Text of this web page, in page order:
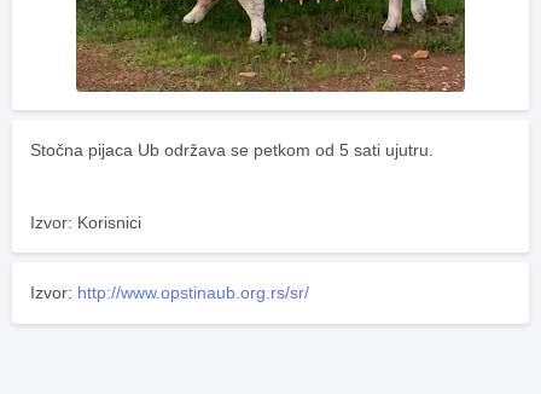
Stočna pijaca Ub održava se petkom od 5 sati ujutru.
Izvor: Korisnici
Izvor: http://www.opstinaub.org.rs/sr/